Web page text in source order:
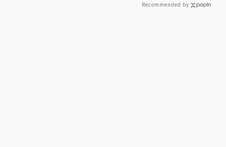
Recommended by